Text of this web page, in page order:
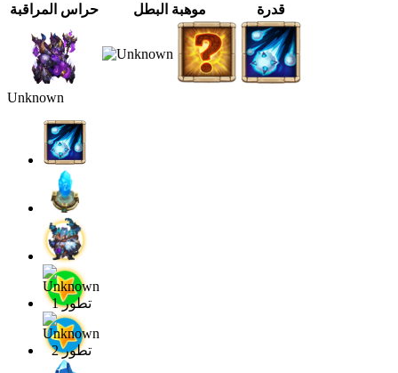
حراس المراقبة
موهبة البطل قدرة
Unknown